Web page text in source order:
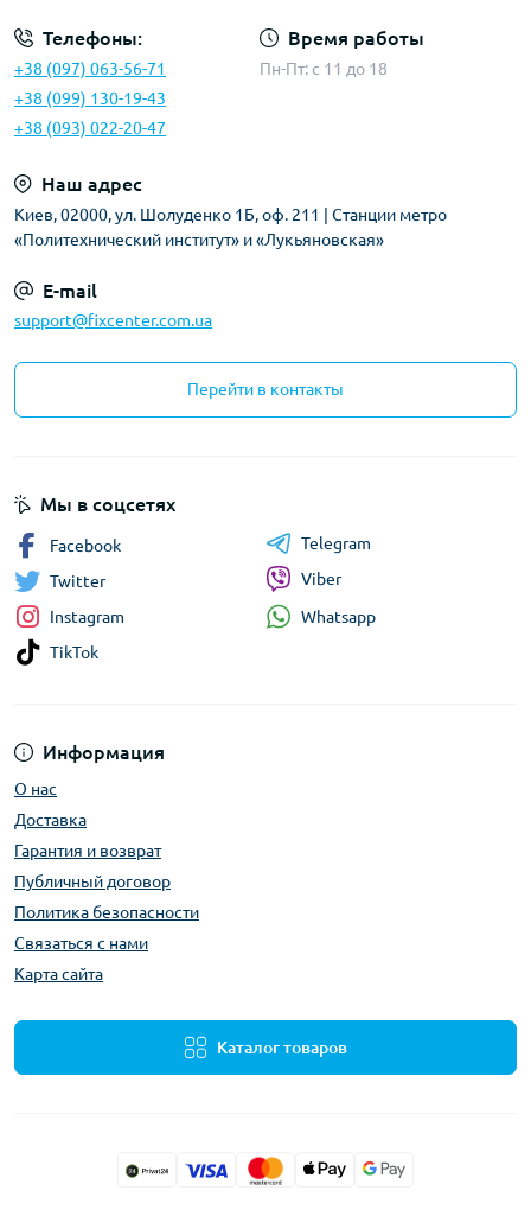
Телефоны:
+38 (097) 063-56-71
+38 (099) 130-19-43
+38 (093) 022-20-47
Время работы
Пн-Пт: c 11 до 18
Наш адрес
Киев, 02000, ул. Шолуденко 1Б, оф. 211 | Станции метро
«Политехнический институт» и «Лукьяновская»
E-mail
support@fixcenter.com.ua
Перейти в контакты
Информация
О нас
Доставка
Гарантия и возврат
Публичный договор
Политика безопасности
Связаться с нами
Карта сайта
Каталог товаров
Мы в соцсетях
Facebook
Twitter
Instagram
TikTok
Telegram
Viber
Whatsapp